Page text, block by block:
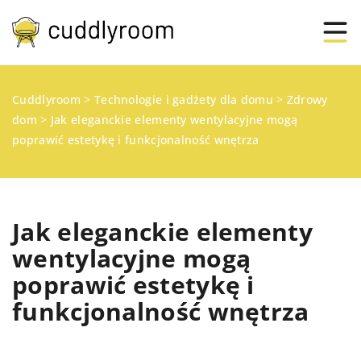
Cuddlyroom > Technologie i gadżety dla domu > Zdrowy
dom > Jak eleganckie elementy wentylacyjne mogą
poprawić estetykę i funkcjonalność wnętrza
Jak eleganckie elementy
wentylacyjne mogą
poprawić estetykę i
funkcjonalność wnętrza